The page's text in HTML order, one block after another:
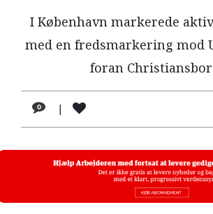
OM
I København markerede
med en fredsmarkering mod
foran
0 |